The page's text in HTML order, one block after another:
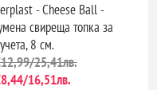
- Cheese Ball -
свиреща топка за
8 см.
25,41лв.
16,51лв.